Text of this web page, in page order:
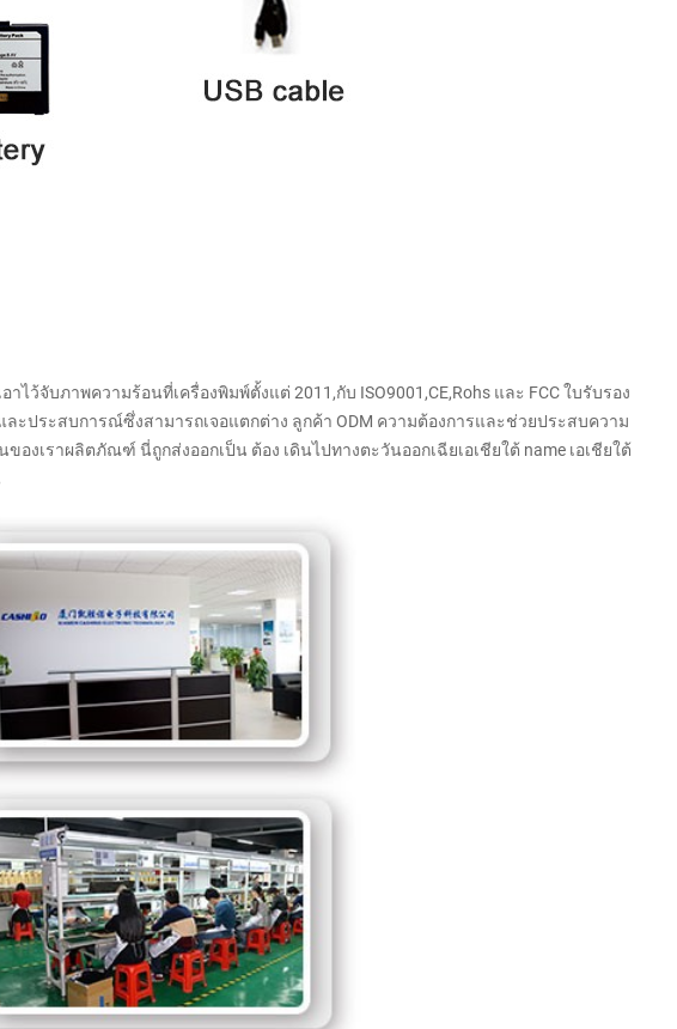
าไว้จับภาพความร้อนที่เครื่องพิมพ์ตั้งแต่ 2011,กับ ISO9001,CE,Rohs และ FCCใบรับรอง
ละประสบการณ์ซึ่งสามารถเจอแตกต่าง ลูกค้า ODM ความต้องการและช่วยประสบความ
ของเราผลิตภัณฑ์ นี่ถูกส่งออกเป็น ต้อง เดินไปทางตะวันออกเฉียเอเชียใต้ name เอเชียใต้